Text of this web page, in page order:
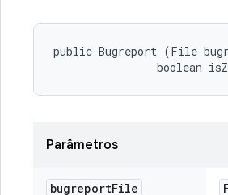
public Bugreport (File
boolean
Parâmetros
bugreportFile